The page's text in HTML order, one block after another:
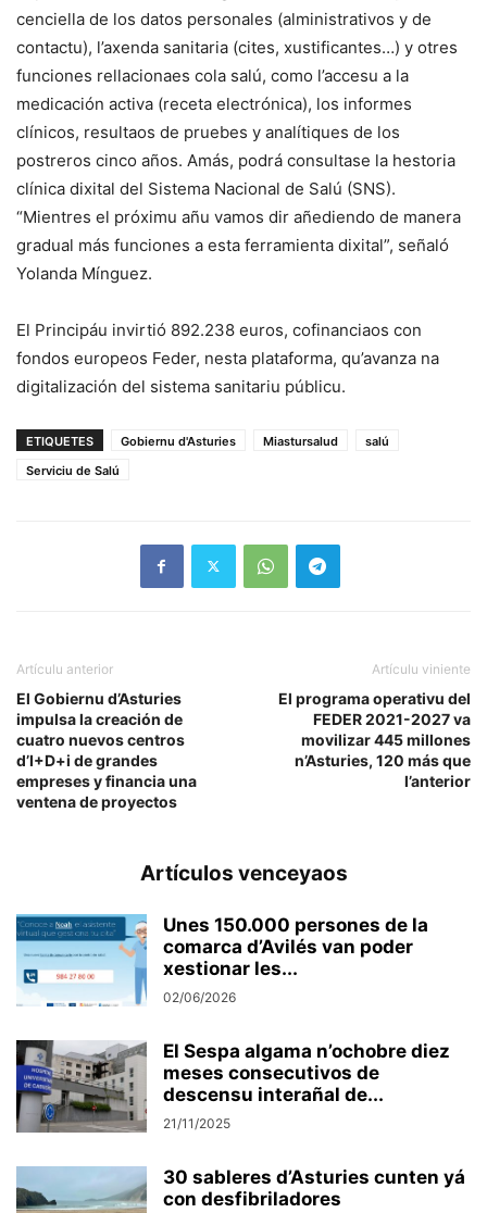
cenciella de los datos personales (alministrativos y de
contactu), l’axenda sanitaria (cites, xustificantes…) y otres
funciones rellacionaes cola salú, como l’accesu a la
medicación activa (receta electrónica), los informes
clínicos, resultaos de pruebes y analítiques de los
postreros cinco años. Amás, podrá consultase la hestoria
clínica dixital del Sistema Nacional de Salú (SNS).
“Mientres el próximu añu vamos dir añediendo de manera
gradual más funciones a esta ferramienta dixital”, señaló
Yolanda Mínguez.
El Principáu invirtió 892.238 euros, cofinanciaos con
fondos europeos Feder, nesta plataforma, qu’avanza na
digitalización del sistema sanitariu públicu.
ETIQUETES Gobiernu d'Asturies Miastursalud
salú
Serviciu de Salú
Artículu anterior
El Gobiernu d’Asturies
impulsa la creación de
cuatro nuevos centros
d’I+D+i de grandes
empreses y financia una
ventena de proyectos
Artículu viniente
El programa operativu del
FEDER 2021-2027 va
movilizar 445 millones
n’Asturies, 120 más que
l’anterior
Artículos venceyaos
Unes 150.000 persones de la
comarca d’Avilés van poder
xestionar les...
02/06/2026
El Sespa algama n’ochobre diez
meses consecutivos de
descensu interañal de...
21/11/2025
30 sableres d’Asturies cunten yá
con desfibriladores